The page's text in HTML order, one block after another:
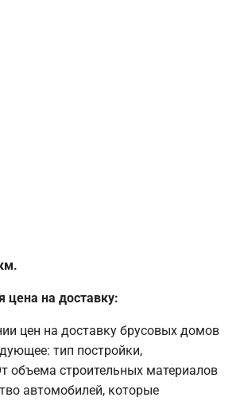
цена на доставку:
цен на доставку брусовых домов
тип постройки,
объема строительных материалов
автомобилей, которые